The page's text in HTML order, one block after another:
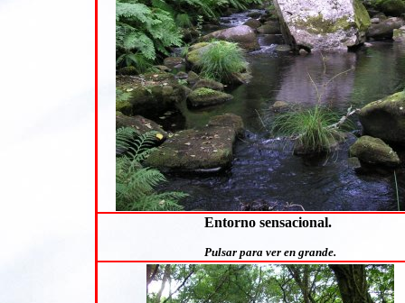
Entorno sensacional.
Pulsar para ver en grande.